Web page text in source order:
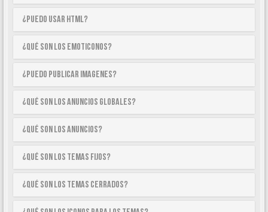
¿Puedo usar HTML?
¿Qué son los emoticonos?
¿Puedo publicar imagenes?
¿Qué son los anuncios globales?
¿Qué son los anuncios?
¿Qué son los temas fijos?
¿Qué son los temas cerrados?